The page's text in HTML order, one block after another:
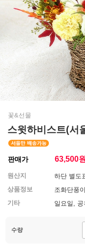
꽃&선물
스윗하비스트(서
판매가 63,500원
원산지
하단 별도
상품정보
조화단풍
기타
일요일,
수량